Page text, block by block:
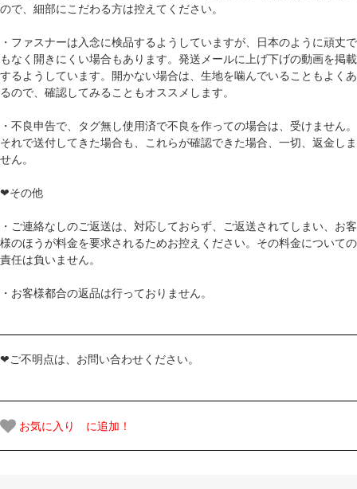
ので、細部にこだわる方は控えてください。
・ファスナーは入念に検品するようしていますが、日本のように頑丈で
もなく開きにくい場合もあります。発送メールに上げ下げの動画を掲載
するようしています。開かない場合は、生地を噛んでいることもよくあ
るので、確認してみることもオススメします。
・不良申告で、タグ無し使用済で不良を作っての場合は、受けません。
それで送付してきた場合も、これらが確認できた場合、一切、返金しま
せん。
❤その他
・ご連絡なしのご返送は、対応しておらず、ご返送されてしまい、お客
様のほうが料金を要求されるためお控えください。その料金についての
責任は負いません。
・お客様都合の返品は行っておりません。
❤ご不明点は、お問い合わせください。
お気に入り に追加！